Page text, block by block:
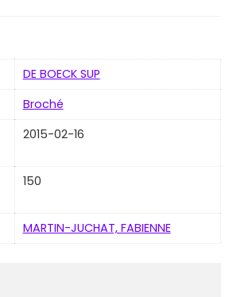
DE BOECK SUP
Broché
2015-02-16
150
MARTIN-JUCHAT, FABIENNE